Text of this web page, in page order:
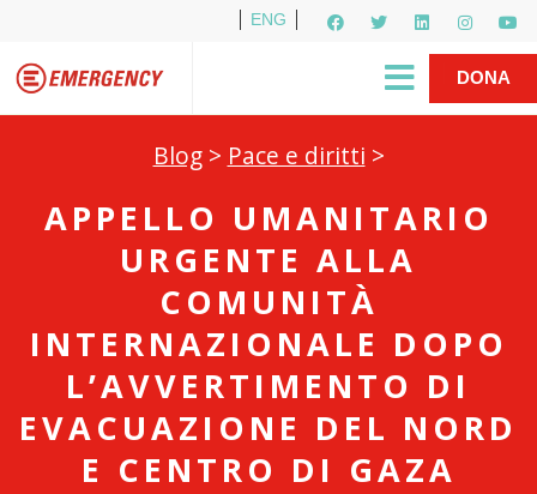
ENG
R1PUD1A
DONA
Blog> Pace e diritti >
APPELLO UMANITARIO
URGENTE ALLA
COMUNITÀ
INTERNAZIONALE DOPO
L’AVVERTIMENTO DI
EVACUAZIONE DEL NORD
E CENTRO DI GAZA